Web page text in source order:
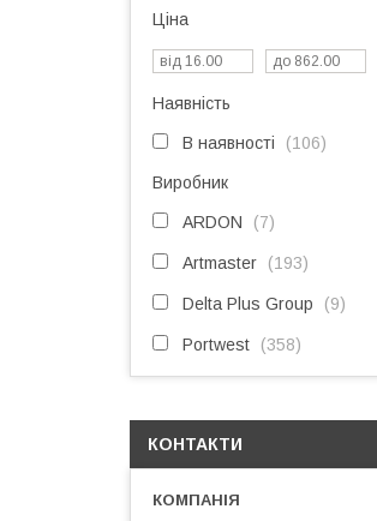
Ціна
Наявність
В наявності 106
Виробник
ARDON 7
Artmaster 193
Delta Plus Group 9
Portwest 358
КОНТАКТИ